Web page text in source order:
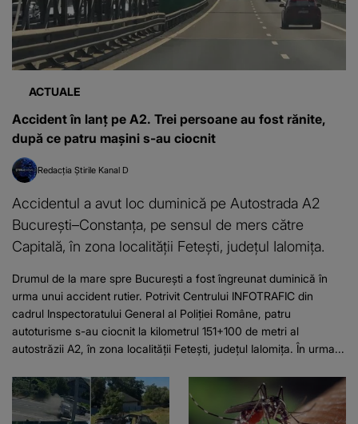
ACTUALE
Accident în lanț pe A2. Trei persoane au fost rănite,
după ce patru mașini s-au ciocnit
Redacția Știrile Kanal D
Accidentul a avut loc duminică pe Autostrada A2
București–Constanța, pe sensul de mers către
Capitală, în zona localității Fetești, județul Ialomița.
Drumul de la mare spre București a fost îngreunat duminică în
urma unui accident rutier. Potrivit Centrului INFOTRAFIC din
cadrul Inspectoratului General al Poliției Române, patru
autoturisme s-au ciocnit la kilometrul 151+100 de metri al
autostrăzii A2, în zona localității Fetești, județul Ialomița. În urma...